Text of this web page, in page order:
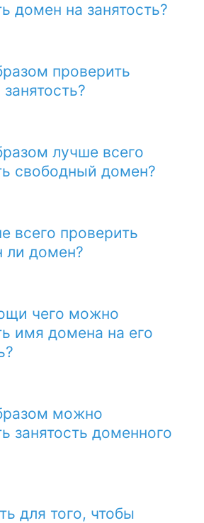
домен на занятость?
проверить
лучше всего
свободный домен?
всего проверить
ли домен?
чего можно
имя домена на его
можно
занятость доменного
для того, чтобы